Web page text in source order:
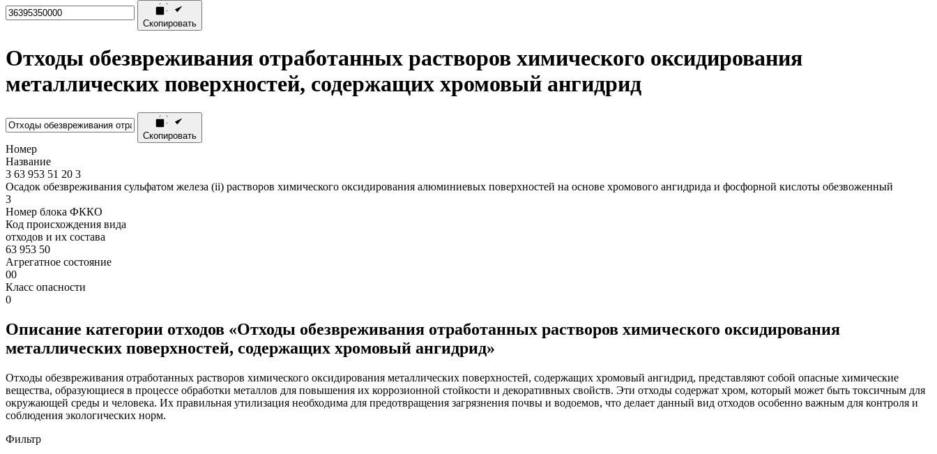
Скопировать
Отходы обезвреживания отработанных растворов химического оксидирования
металлических поверхностей, содержащих хромовый ангидрид
Скопировать
Номер
Название
3 63 953 51 20 3
Осадок обезвреживания сульфатом железа (ii) растворов химического оксидирования алюминиевых поверхностей на основе хромового ангидрида и фосфорной кислоты обезвоженный
3
Номер блока ФККО
Код происхождения вида
отходов и их состава
63 953 50
Агрегатное состояние
00
Класс опасности
0
Описание категории отходов «Отходы обезвреживания отработанных растворов химического оксидирования
металлических поверхностей, содержащих хромовый ангидрид»
Отходы обезвреживания отработанных растворов химического оксидирования металлических поверхностей, содержащих хромовый ангидрид, представляют собой опасные химические
вещества, образующиеся в процессе обработки металлов для повышения их коррозионной стойкости и декоративных свойств. Эти отходы содержат хром, который может быть токсичным для
окружающей среды и человека. Их правильная утилизация необходима для предотвращения загрязнения почвы и водоемов, что делает данный вид отходов особенно важным для контроля и
соблюдения экологических норм.
Фильтр